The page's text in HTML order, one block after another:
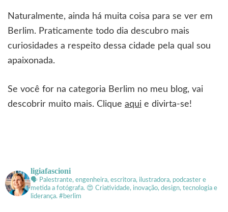
Naturalmente, ainda há muita coisa para se ver em
Berlim. Praticamente todo dia descubro mais
curiosidades a respeito dessa cidade pela qual sou
apaixonada.
Se você for na categoria Berlim no meu blog, vai
descobrir muito mais. Clique aqui e divirta-se!
ligiafascioni
🗣 Palestrante, engenheira, escritora, ilustradora, podcaster e
metida a fotógrafa. 😍 Criatividade, inovação, design, tecnologia e
liderança. #berlim